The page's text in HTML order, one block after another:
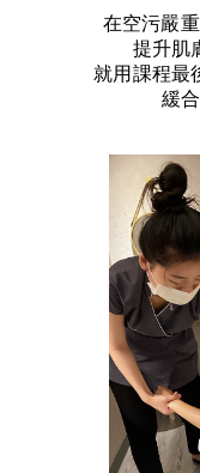
在空污嚴
提升肌
就用課程最
緩